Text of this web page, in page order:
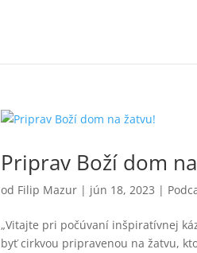
Priprav Boží dom
od Filip Mazur | jún 18, 2023 |
„Vitajte pri počúvaní inšpiratívnej
byť cirkvou pripravenou na žatvu,